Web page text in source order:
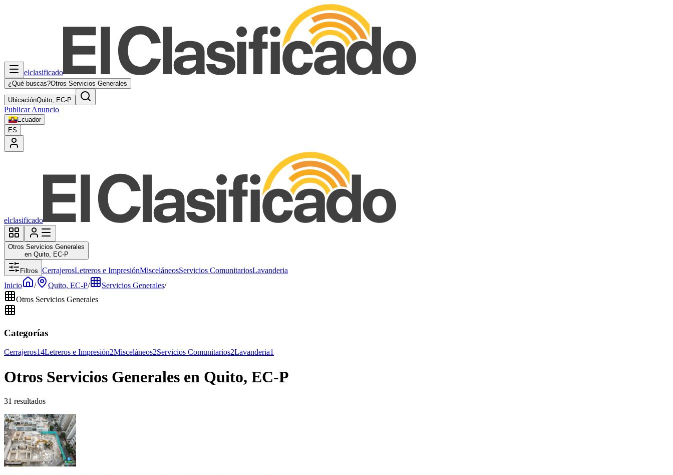
elclasificado
¿Qué buscas?Otros Servicios Generales
UbicaciónQuito, EC-P
Publicar Anuncio
Ecuador
ES
elclasificado
Otros Servicios Generales
en Quito, EC-P
Filtros CerrajerosLetreros e ImpresiónMisceláneosServicios ComunitariosLavanderia
Inicio
/ Quito, EC-P/ Servicios Generales/
Otros Servicios Generales
Categorías
Cerrajeros14Letreros e Impresión2Misceláneos2Servicios Comunitarios2Lavanderia1
Otros Servicios Generales en Quito, EC-P
31 resultados